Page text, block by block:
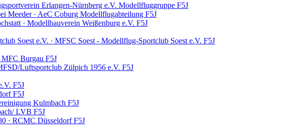
Erlangen-Nürnberg e.V. Modellfluggruppe F5J
Meeder · AeC Coburg Modellflugabteilung F5J
· Modellbauverein Weißenburg e.V. F5J
Soest e.V. · MFSC Soest - Modellflug-Sportclub Soest e.V. F5J
Burgau F5J
Luftsportclub Zülpich 1956 e.V. F5J
F5J
F5J
Kulmbach F5J
LVB F5J
· RCMC DüsseldorfF5J